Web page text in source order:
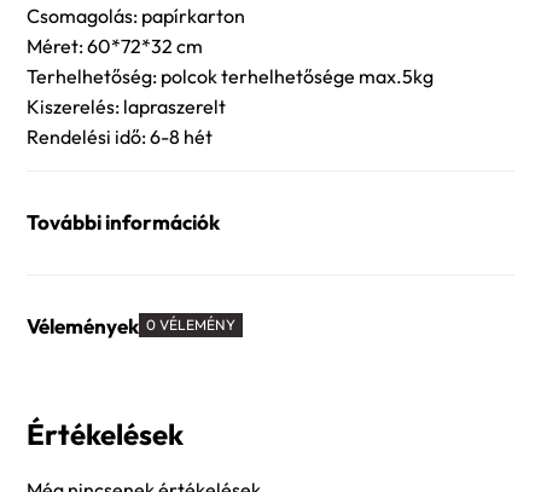
Csomagolás: papírkarton
Méret: 60*72*32 cm
Terhelhetőség: polcok terhelhetősége max.5kg
Kiszerelés: lapraszerelt
Rendelési idő: 6-8 hét
További információk
Vélemények 0 VÉLEMÉNY
Értékelések